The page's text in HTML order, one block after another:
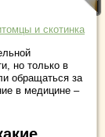
и скотинка
но только в
обращаться за
в медицине –